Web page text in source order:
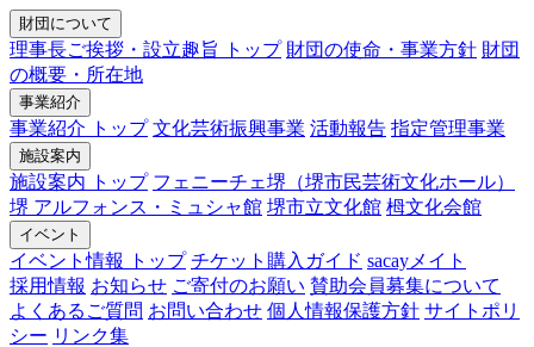
財団について
理事長ご挨拶・設立趣旨 トップ 財団の使命・事業方針 財団
の概要・所在地
事業紹介
事業紹介 トップ 文化芸術振興事業 活動報告 指定管理事業
施設案内
施設案内 トップ フェニーチェ堺（堺市民芸術文化ホール）
堺 アルフォンス・ミュシャ館 堺市立文化館 栂文化会館
イベント
イベント情報 トップ チケット購入ガイド sacayメイト
採用情報 お知らせ ご寄付のお願い 賛助会員募集について
よくあるご質問 お問い合わせ 個人情報保護方針 サイトポリ
シー リンク集